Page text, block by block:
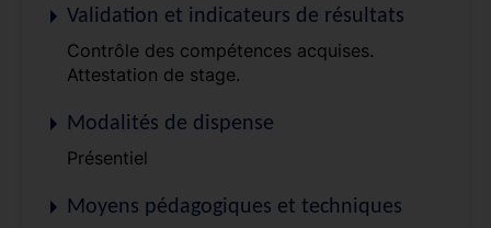
Validation et indicateurs de résultats
Contrôle des compétences acquises.
Attestation de stage.
Modalités de dispense
Présentiel
Moyens pédagogiques et techniques